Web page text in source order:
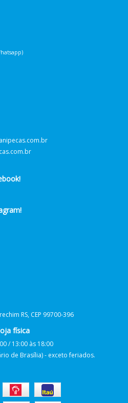
RS, CEP 99700-396
física
/ 13:00 às 18:00
de Brasília) - exceto feriados.